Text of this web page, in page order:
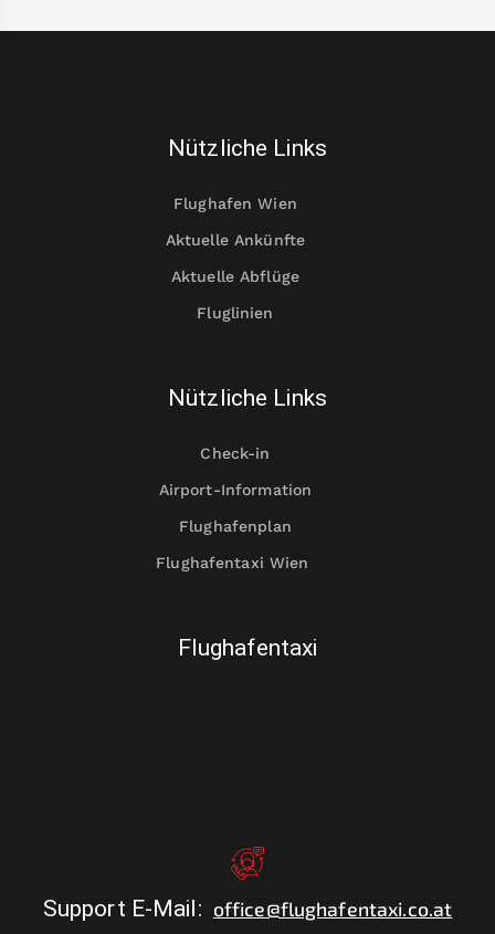
Nützliche Links
Flughafen Wien
Aktuelle Ankünfte
Aktuelle Abflüge
Fluglinien
Nützliche Links
Check-in
Airport-Information
Flughafenplan
Flughafentaxi Wien
Flughafentaxi
Support E-Mail: office@flughafentaxi.co.at